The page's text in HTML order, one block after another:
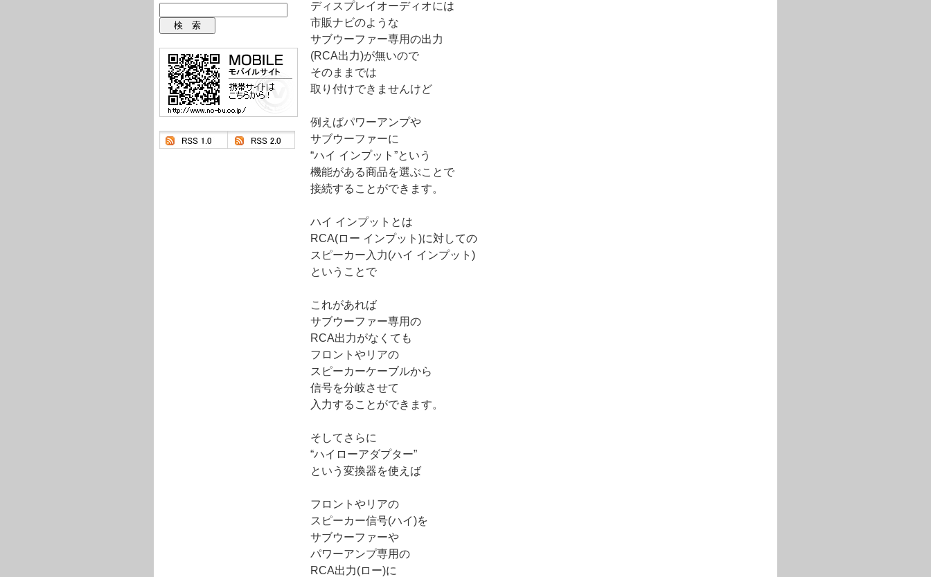
ディスプレイオーディオには
市販ナビのような
サブウーファー専用の出力
(RCA出力)が無いので
そのままでは
取り付けできませんけど
例えばパワーアンプや
サブウーファーに
“ハイ インプット”という
機能がある商品を選ぶことで
接続することができます。
ハイ インプットとは
RCA(ロー インプット)に対しての
スピーカー入力(ハイ インプット)
ということで
これがあれば
サブウーファー専用の
RCA出力がなくても
フロントやリアの
スピーカーケーブルから
信号を分岐させて
入力することができます。
そしてさらに
“ハイローアダプター”
という変換器を使えば
フロントやリアの
スピーカー信号(ハイ)を
サブウーファーや
パワーアンプ専用の
RCA出力(ロー)に